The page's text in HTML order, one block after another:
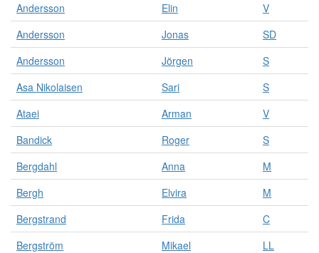
k
i
g
n
u
t
t
Andersson
Elin
V
Andersson
Jonas
SD
Andersson
Jörgen
S
Asa Nikolaisen
Sari
S
Ataei
Arman
V
Bandick
Roger
S
Bergdahl
Anna
M
Bergh
Elvira
M
Bergstrand
Frida
C
Bergström
Mikael
LL